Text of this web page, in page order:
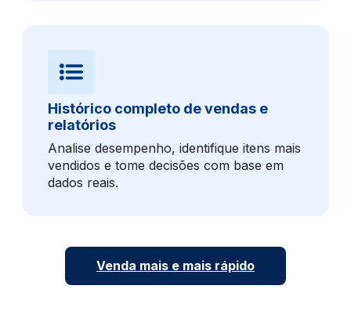
Histórico completo de vendas e
relatórios
Analise desempenho, identifique itens mais
vendidos e tome decisões com base em
dados reais.
Venda mais e mais rápido